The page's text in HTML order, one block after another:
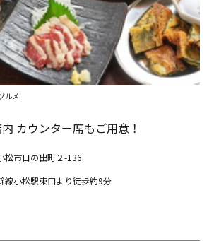
カウンター席もご用意！
松市日の出町２-136
線小松駅東口より徒歩約9分
ルメ